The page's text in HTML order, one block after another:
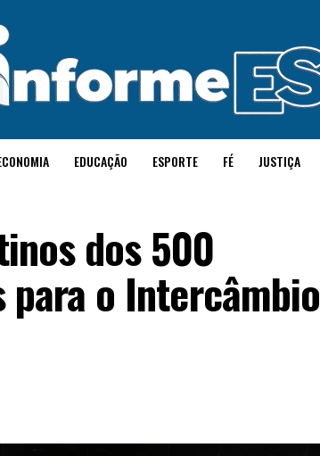
EDUCAÇÃO ESPORTE FÉ JUSTIÇA
dos 500
para o Intercâmbio